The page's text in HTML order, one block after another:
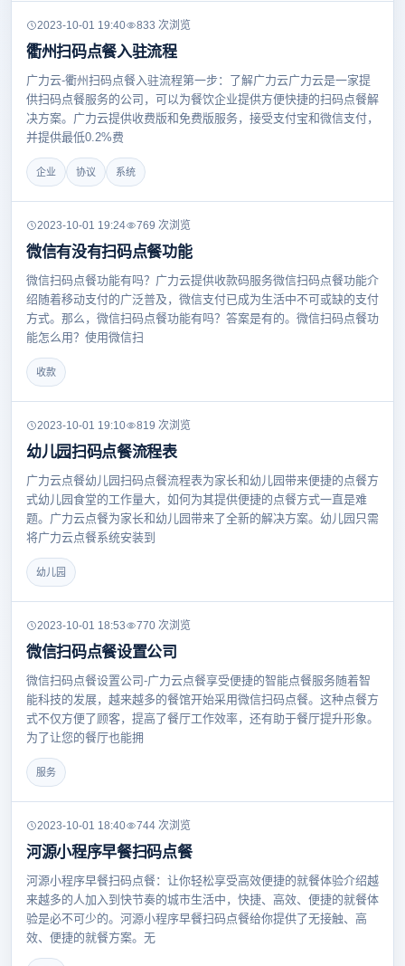
2023-10-01 19:40 833 次浏览
衢州扫码点餐入驻流程
广力云-衢州扫码点餐入驻流程第一步：了解广力云广力云是一家提
供扫码点餐服务的公司，可以为餐饮企业提供方便快捷的扫码点餐解
决方案。广力云提供收费版和免费版服务，接受支付宝和微信支付，
并提供最低0.2%费
企业 协议 系统
2023-10-01 19:24 769 次浏览
微信有没有扫码点餐功能
微信扫码点餐功能有吗？广力云提供收款码服务微信扫码点餐功能介
绍随着移动支付的广泛普及，微信支付已成为生活中不可或缺的支付
方式。那么，微信扫码点餐功能有吗？答案是有的。微信扫码点餐功
能怎么用？使用微信扫
收款
2023-10-01 19:10 819 次浏览
幼儿园扫码点餐流程表
广力云点餐幼儿园扫码点餐流程表为家长和幼儿园带来便捷的点餐方
式幼儿园食堂的工作量大，如何为其提供便捷的点餐方式一直是难
题。广力云点餐为家长和幼儿园带来了全新的解决方案。幼儿园只需
将广力云点餐系统安装到
幼儿园
2023-10-01 18:53 770 次浏览
微信扫码点餐设置公司
微信扫码点餐设置公司-广力云点餐享受便捷的智能点餐服务随着智
能科技的发展，越来越多的餐馆开始采用微信扫码点餐。这种点餐方
式不仅方便了顾客，提高了餐厅工作效率，还有助于餐厅提升形象。
为了让您的餐厅也能拥
服务
2023-10-01 18:40 744 次浏览
河源小程序早餐扫码点餐
河源小程序早餐扫码点餐：让你轻松享受高效便捷的就餐体验介绍越
来越多的人加入到快节奏的城市生活中，快捷、高效、便捷的就餐体
验是必不可少的。河源小程序早餐扫码点餐给你提供了无接触、高
效、便捷的就餐方案。无